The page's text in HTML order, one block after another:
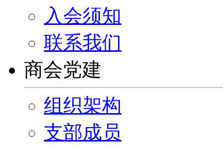
入会须知
联系我们
商会党建
组织架构
支部成员